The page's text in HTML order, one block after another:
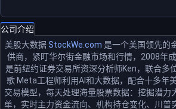
公司介绍
美股大数据StockWe.com 是一个美国领先的
供商，紧盯华尔街金融市场和行情，2008年
是前纽约证券交易所资深分析师Ken，联合多
歌 Meta工程师利用AI和大数据，配合十多年
交易模型，每天处理海量股票数据：挖掘潜力
单，实时主力资金流向、机构持仓变化、川普